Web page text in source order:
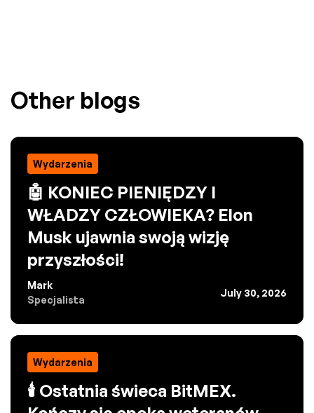
Other blogs
Wydarzenia
🤖 KONIEC PIENIĘDZY I
WŁADZY CZŁOWIEKA? Elon
Musk ujawnia swoją wizję
przyszłości!
Mark
Specjalista
July 30, 2026
Wydarzenia
🕯️ Ostatnia świeca BitMEX.